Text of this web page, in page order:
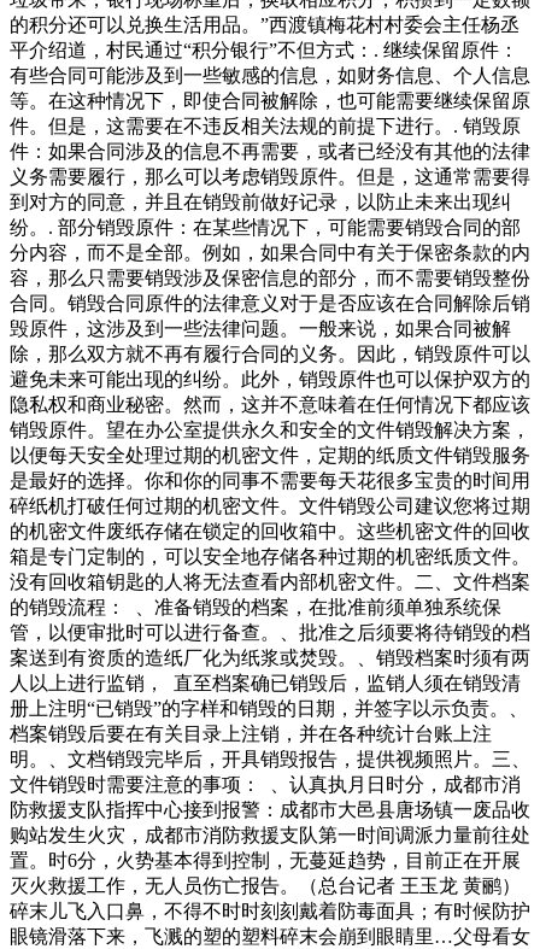
的积分还可以兑换生活用品。”西渡镇梅花村村委会主任杨丞
平介绍道，村民通过“积分银行”不但方式：. 继续保留原件：
有些合同可能涉及到一些敏感的信息，如财务信息、个人信息
等。在这种情况下，即使合同被解除，也可能需要继续保留原
件。但是，这需要在不违反相关法规的前提下进行。. 销毁原
件：如果合同涉及的信息不再需要，或者已经没有其他的法律
义务需要履行，那么可以考虑销毁原件。但是，这通常需要得
到对方的同意，并且在销毁前做好记录，以防止未来出现纠
纷。. 部分销毁原件：在某些情况下，可能需要销毁合同的部
分内容，而不是全部。例如，如果合同中有关于保密条款的内
容，那么只需要销毁涉及保密信息的部分，而不需要销毁整份
合同。销毁合同原件的法律意义对于是否应该在合同解除后销
毁原件，这涉及到一些法律问题。一般来说，如果合同被解
除，那么双方就不再有履行合同的义务。因此，销毁原件可以
避免未来可能出现的纠纷。此外，销毁原件也可以保护双方的
隐私权和商业秘密。然而，这并不意味着在任何情况下都应该
销毁原件。望在办公室提供永久和安全的文件销毁解决方案，
以便每天安全处理过期的机密文件，定期的纸质文件销毁服务
是最好的选择。你和你的同事不需要每天花很多宝贵的时间用
碎纸机打破任何过期的机密文件。文件销毁公司建议您将过期
的机密文件废纸存储在锁定的回收箱中。这些机密文件的回收
箱是专门定制的，可以安全地存储各种过期的机密纸质文件。
没有回收箱钥匙的人将无法查看内部机密文件。二、文件档案
的销毁流程： 、准备销毁的档案，在批准前须单独系统保
管，以便审批时可以进行备查。、批准之后须要将待销毁的档
案送到有资质的造纸厂化为纸浆或焚毁。、销毁档案时须有两
人以上进行监销， 直至档案确已销毁后，监销人须在销毁清
册上注明“已销毁”的字样和销毁的日期，并签字以示负责。、
档案销毁后要在有关目录上注销，并在各种统计台账上注
明。、文档销毁完毕后，开具销毁报告，提供视频照片。三、
文件销毁时需要注意的事项： 、认真执月日时分，成都市消
防救援支队指挥中心接到报警：成都市大邑县唐场镇一废品收
购站发生火灾，成都市消防救援支队第一时间调派力量前往处
置。时6分，火势基本得到控制，无蔓延趋势，目前正在开展
灭火救援工作，无人员伤亡报告。（总台记者 王玉龙 黄鹂）
碎末儿飞入口鼻，不得不时时刻刻戴着防毒面具；有时候防护
眼镜滑落下来，飞溅的塑的塑料碎末会崩到眼睛里…父母看女